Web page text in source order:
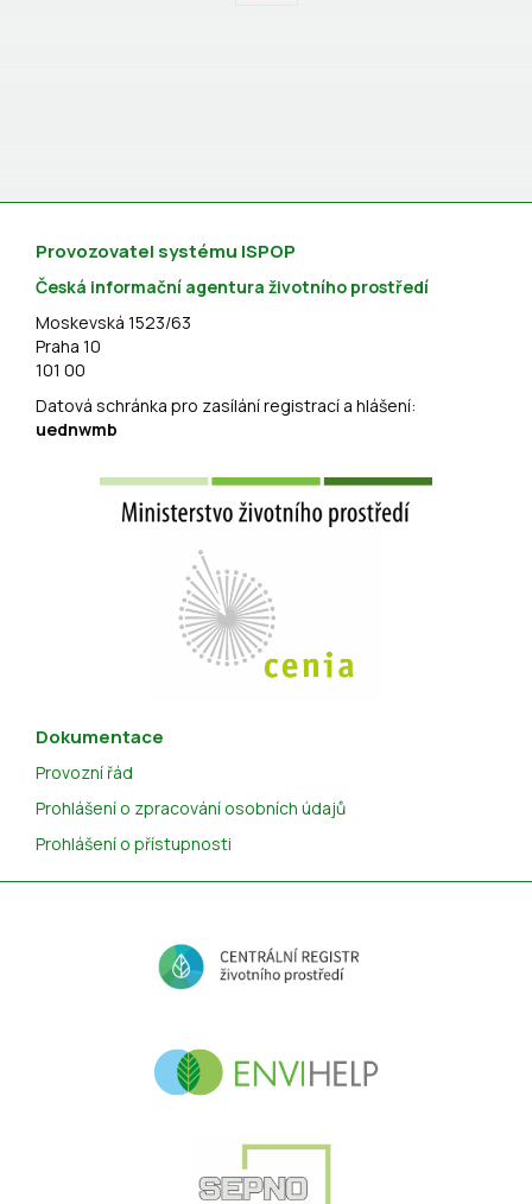
Provozovatel systému ISPOP
Česká informační agentura životního prostředí
Moskevská 1523/63
Praha 10
101 00
Datová schránka pro zasílání registrací a hlášení:
uednwmb
Dokumentace
Provozní řád
Prohlášení o zpracování osobních údajů
Prohlášení o přístupnosti